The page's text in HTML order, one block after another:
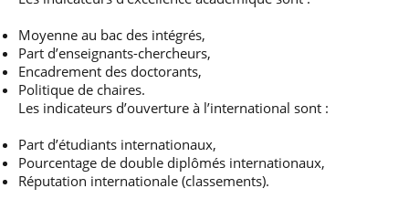
Moyenne au bac des intégrés,
Part d’enseignants-chercheurs,
Encadrement des doctorants,
Politique de chaires.
Les indicateurs d’ouverture à l’international sont :
Part d’étudiants internationaux,
Pourcentage de double diplômés internationaux,
Réputation internationale (classements).